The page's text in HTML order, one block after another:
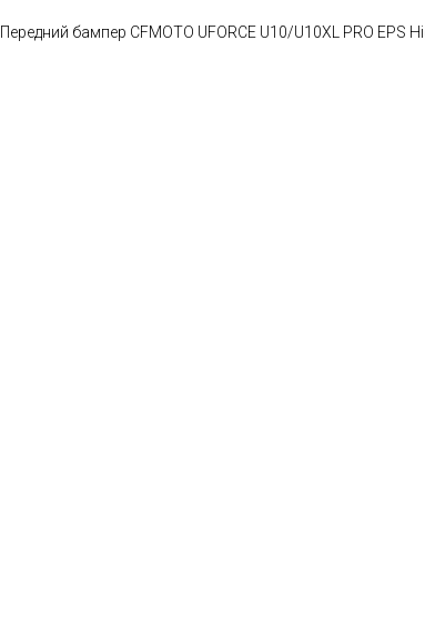
Передний бампер CFMOTO UFORCE U10/U10XL PRO EPS